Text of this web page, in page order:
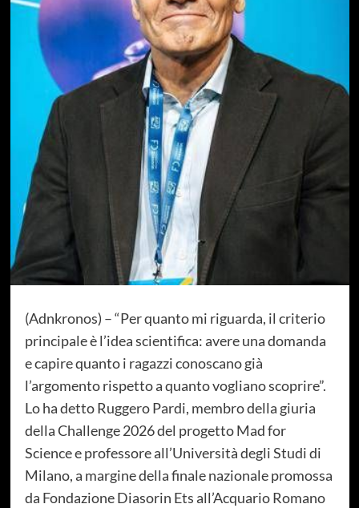
(Adnkronos) – “Per quanto mi riguarda, il criterio
principale è l’idea scientifica: avere una domanda
e capire quanto i ragazzi conoscano già
l’argomento rispetto a quanto vogliano scoprire”.
Lo ha detto Ruggero Pardi, membro della giuria
della Challenge 2026 del progetto Mad for
Science e professore all’Università degli Studi di
Milano, a margine della finale nazionale promossa
da Fondazione Diasorin Ets all’Acquario Romano